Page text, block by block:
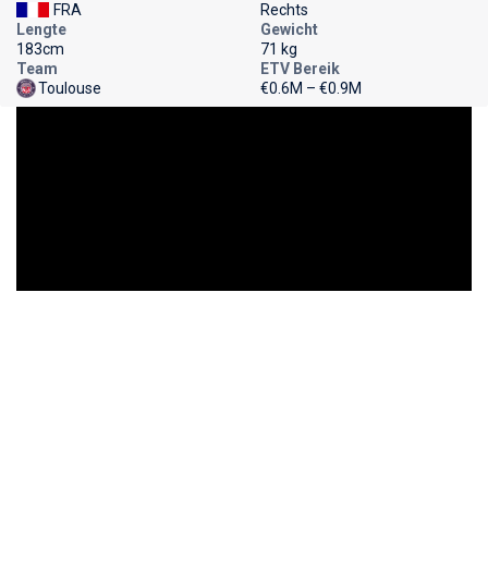
FRA
Rechts
Lengte
183cm
Gewicht
71 kg
Team
Toulouse
ETV Bereik
€0.6M – €0.9M